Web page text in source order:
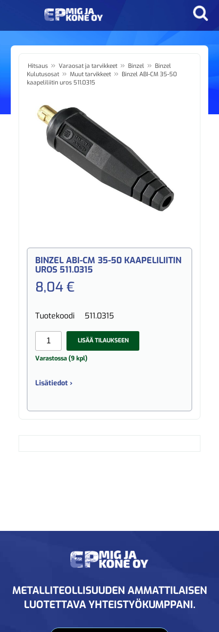
Hitsaus » Varaosat ja tarvikkeet » Binzel » Binzel
Kulutusosat » Muut tarvikkeet » Binzel ABI-CM 35-50
kaapeliliitin uros 511.0315
BINZEL ABI-CM 35-50 KAAPELILIITIN
UROS 511.0315
8,04 €
Tuotekoodi 511.0315
LISÄÄ TILAUKSEEN
Varastossa (9 kpl)
Lisätiedot ›
METALLITEOLLISUUDEN AMMATTILAISEN
LUOTETTAVA YHTEISTYÖKUMPPANI.